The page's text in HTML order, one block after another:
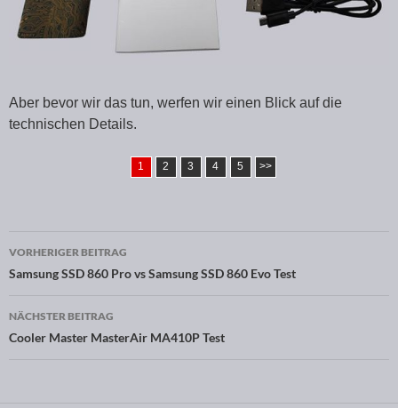
Aber bevor wir das tun, werfen wir einen Blick auf die
technischen Details.
1 2 3 4 5 >>
Beitragsnavigation
VORHERIGER BEITRAG
Samsung SSD 860 Pro vs Samsung SSD 860 Evo Test
NÄCHSTER BEITRAG
Cooler Master MasterAir MA410P Test